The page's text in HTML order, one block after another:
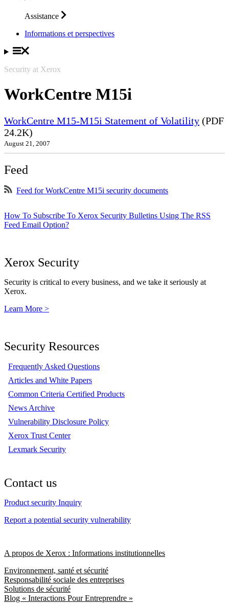
Assistance
Informations et perspectives
Security at Xerox
WorkCentre M15i
WorkCentre M15-M15i Statement of Volatility (PDF
24.2K)
August 21, 2007
Feed
Feed for WorkCentre M15i security documents
How To Subscribe To Xerox Security Bulletins Using The RSS
Feed Email Option?
Xerox Security
Security is critical to every business, and we take it seriously at
Xerox.
Learn More >
Security Resources
Frequently Asked Questions
Articles and White Papers
Common Criteria Certified Products
News Archive
Vulnerability Disclosure Policy
Xerox Trust Center
Lexmark Security
Contact us
Product security Inquiry
Report a potential security vulnerability
A propos de Xerox : Informations institutionnelles
Environnement, santé et sécurité
Responsabilité sociale des entreprises
Solutions de sécurité
Blog « Interactions Pour Entreprendre »